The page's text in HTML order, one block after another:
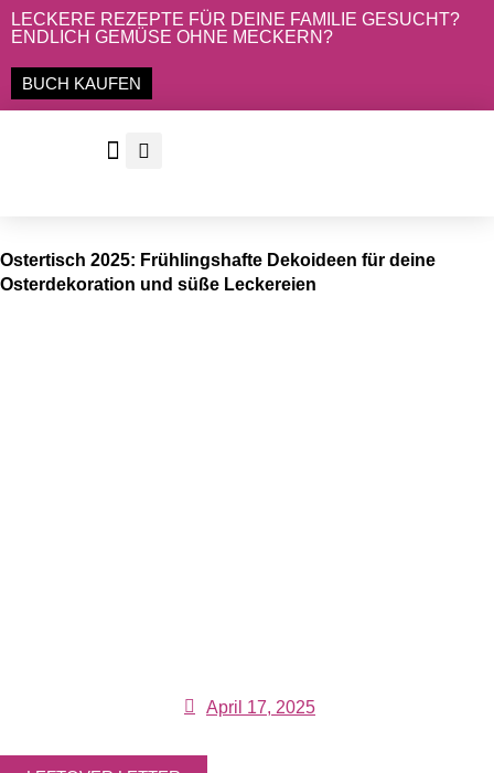
Zum
Inhalt
springen
LECKERE REZEPTE FÜR DEINE FAMILIE GESUCHT?
ENDLICH GEMÜSE OHNE MECKERN?
BUCH KAUFEN
Ostertisch 2025: Frühlingshafte Dekoideen für deine
Osterdekoration und süße Leckereien
April 17, 2025